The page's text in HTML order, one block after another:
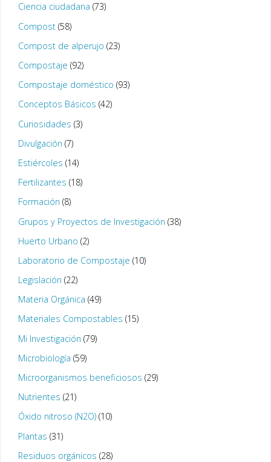
Ciencia ciudadana (73)
Compost(58)
Compost de alperujo (23)
Compostaje (92)
Compostaje doméstico (93)
Conceptos Básicos (42)
Curiosidades (3)
Divulgación (7)
Estiércoles (14)
Fertilizantes (18)
Formación (8)
Grupos y Proyectos de Investigación (38)
Huerto Urbano (2)
Laboratorio de Compostaje (10)
Legislación (22)
Materia Orgánica (49)
Materiales Compostables (15)
Mi Investigación (79)
Microbiología (59)
Microorganismos beneficiosos (29)
Nutrientes (21)
Óxido nitroso (N2O)(10)
Plantas (31)
Residuos orgánicos (28)